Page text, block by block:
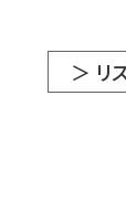
＞ リ